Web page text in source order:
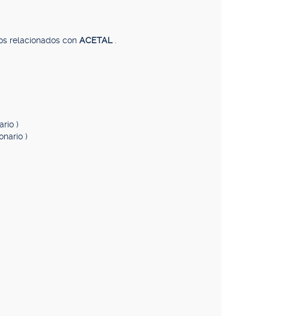
relacionados con ACETAL
)
)